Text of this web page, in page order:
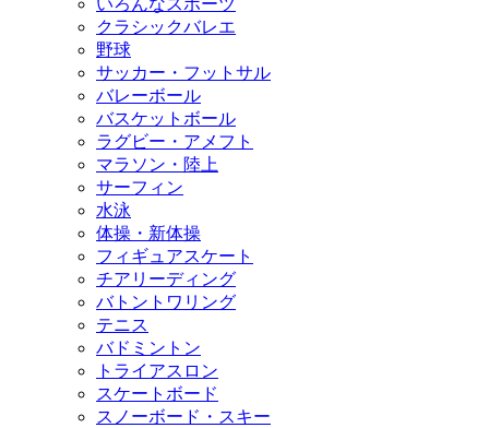
クラシックバレエ
野球
サッカー・フットサル
バレーボール
バスケットボール
ラグビー・アメフト
マラソン・陸上
サーフィン
水泳
体操・新体操
フィギュアスケート
チアリーディング
バトントワリング
テニス
バドミントン
トライアスロン
スケートボード
スノーボード・スキー